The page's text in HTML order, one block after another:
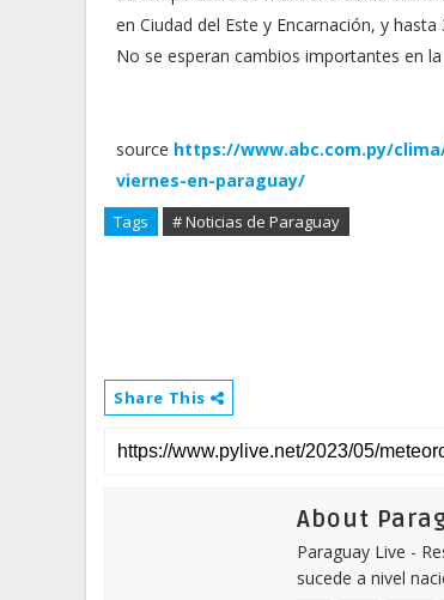
en Ciudad del Este y Encarnación, y hasta
No se esperan cambios importantes en
source https://www.abc.com.py/
viernes-en-paraguay/
Tags # Noticias de Paraguay
Share This
About
Paraguay Live -
sucede a nivel